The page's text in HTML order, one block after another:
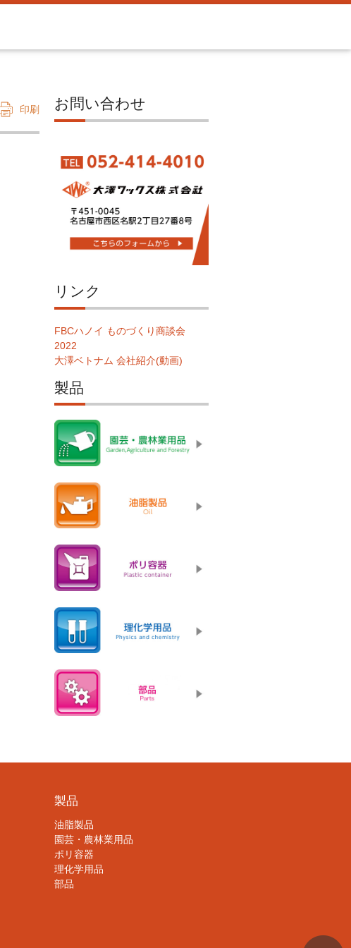
印刷 お問い合わせ
リンク
FBCハノイ ものづくり商談会
2022
大澤ベトナム 会社紹介(動画)
製品
製品
油脂製品
園芸・農林業用品
ポリ容器
理化学用品
部品